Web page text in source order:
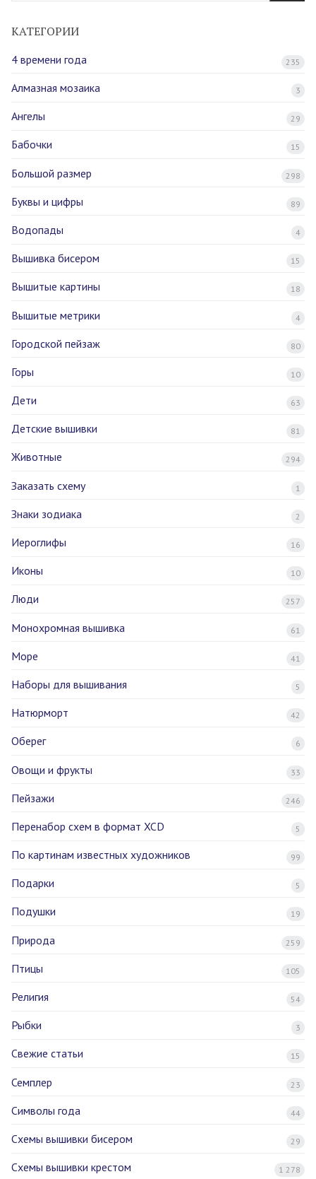
КАТЕГОРИИ
4 времени года 235
Алмазная мозаика 3
Ангелы 29
Бабочки 15
Большой размер 298
Буквы и цифры 89
Водопады 4
Вышивка бисером 15
Вышитые картины 18
Вышитые метрики 4
Городской пейзаж 80
Горы 10
Дети 63
Детские вышивки 81
Животные 294
Заказать схему 1
Знаки зодиака 2
Иероглифы 16
Иконы 10
Люди 257
Монохромная вышивка 61
Море 41
Наборы для вышивания 5
Натюрморт 42
Оберег 6
Овощи и фрукты 33
Пейзажи 246
Перенабор схем в формат XCD 5
По картинам известных художников 99
Подарки 5
Подушки 19
Природа 259
Птицы 105
Религия 54
Рыбки 3
Свежие статьи 15
Семплер 23
Символы года 44
Схемы вышивки бисером 29
Схемы вышивки крестом 1 278